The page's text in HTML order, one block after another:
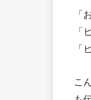
「
「
「
こ